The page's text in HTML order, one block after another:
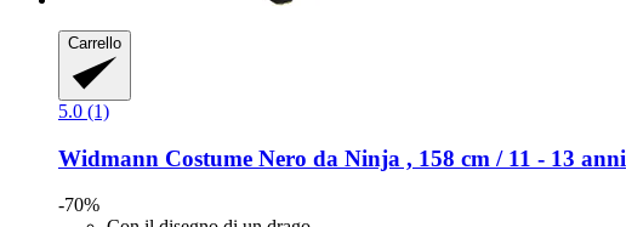
Carrello
5.0 (1)
Widmann Costume Nero da Ninja , 158 cm / 11 -​ 13 anni
-70%